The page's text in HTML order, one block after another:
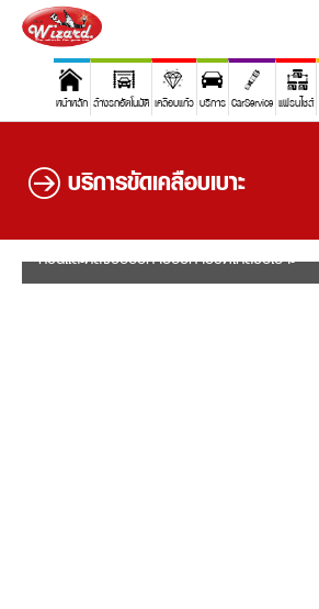
หน้าหลัก ล้างรถอัตโนมัติ เคลือบแก้ว บริการ CarService แฟรนไชส์
บริการขัดเคลือบเบาะ
ก่อนและหลังรับบริการบริการขัดเคลือบเบาะ